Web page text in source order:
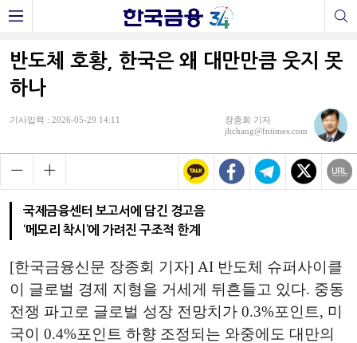
반도체 호황, 한국은 왜 대만만큼 웃지 못
하나
기사입력 : 2026-05-29 14:11
장종회 기자
jhchang@fntimes.com
국제금융센터 보고서에 담긴 경고음
‘메모리 착시’에 가려진 구조적 한계
[한국금융신문 장종회 기자] AI 반도체 슈퍼사이클
이 글로벌 경제 지형을 거세게 뒤흔들고 있다. 중동
전쟁 파고로 글로벌 성장 전망치가 0.3%포인트, 미
국이 0.4%포인트 하향 조정되는 와중에도 대만의